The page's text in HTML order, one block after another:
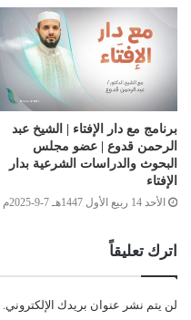
برنامج مع دار الإفتاء | الشيخ عبد
الرحمن قدوع | عضو مجلس
البحوث والدراسات الشرعية بدار
الإفتاء
الأحد 14 ربيع الأول 1447هـ 7-9-2025م
اترك تعليقاً
لن يتم نشر عنوان بريدك الإلكتروني.